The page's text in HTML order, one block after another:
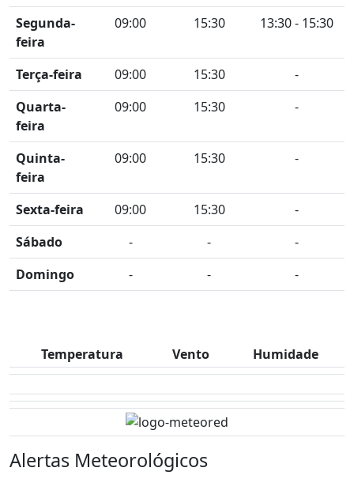
Segunda-
feira
09:00 15:30 13:30 - 15:30
Terça-feira 09:00 15:30
-
Quarta-
feira
09:00 15:30 -
Quinta-
feira
09:00 15:30 -
Sexta-feira 09:00 15:30
-
Sábado
- -
-
Domingo
- - -
Temperatura Vento Humidade
Alertas Meteorológicos